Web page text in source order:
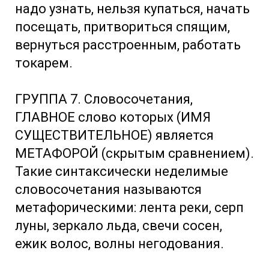
надо узнать, нельзя купаться, начать
посещать, притвориться спящим,
вернуться расстроенным, работать
токарем.
ГРУППА 7. Словосочетания,
ГЛАВНОЕ слово которых (ИМЯ
СУЩЕСТВИТЕЛЬНОЕ) является
МЕТАФОРОЙ (скрытым сравнением).
Такие синтаксически неделимые
словосочетания называются
метафорическими: лента реки, серп
луны, зеркало льда, свечи сосен,
ежик волос, волны негодования.